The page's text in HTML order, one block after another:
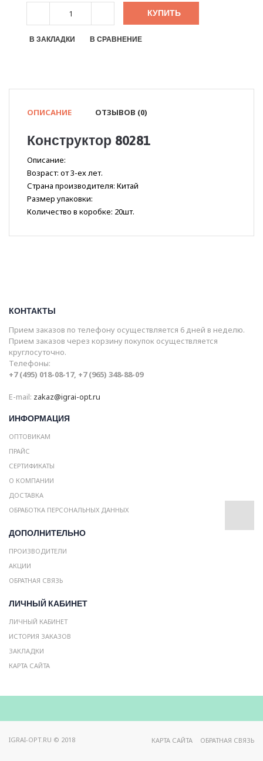
КУПИТЬ
В ЗАКЛАДКИ В СРАВНЕНИЕ
ОПИСАНИЕ ОТЗЫВОВ (0)
Конструктор 80281
Описание:
Возраст: от 3-ех лет.
Страна производителя: Китай
Размер упаковки:
Количество в коробке: 20шт.
КОНТАКТЫ
Прием заказов по телефону осуществляется 6 дней в неделю.
Прием заказов через корзину покупок осуществляется
круглосуточно.
Телефоны:
+7 (495) 018-08-17, +7 (965) 348-88-09
E-mail: zakaz@igrai-opt.ru
ИНФОРМАЦИЯ
ОПТОВИКАМ
ПРАЙС
СЕРТИФИКАТЫ
О КОМПАНИИ
ДОСТАВКА
ОБРАБОТКА ПЕРСОНАЛЬНЫХ ДАННЫХ
ДОПОЛНИТЕЛЬНО
ПРОИЗВОДИТЕЛИ
АКЦИИ
ОБРАТНАЯ СВЯЗЬ
ЛИЧНЫЙ КАБИНЕТ
ЛИЧНЫЙ КАБИНЕТ
ИСТОРИЯ ЗАКАЗОВ
ЗАКЛАДКИ
КАРТА САЙТА
IGRAI-OPT.RU © 2018 КАРТА САЙТА ОБРАТНАЯ СВЯЗЬ